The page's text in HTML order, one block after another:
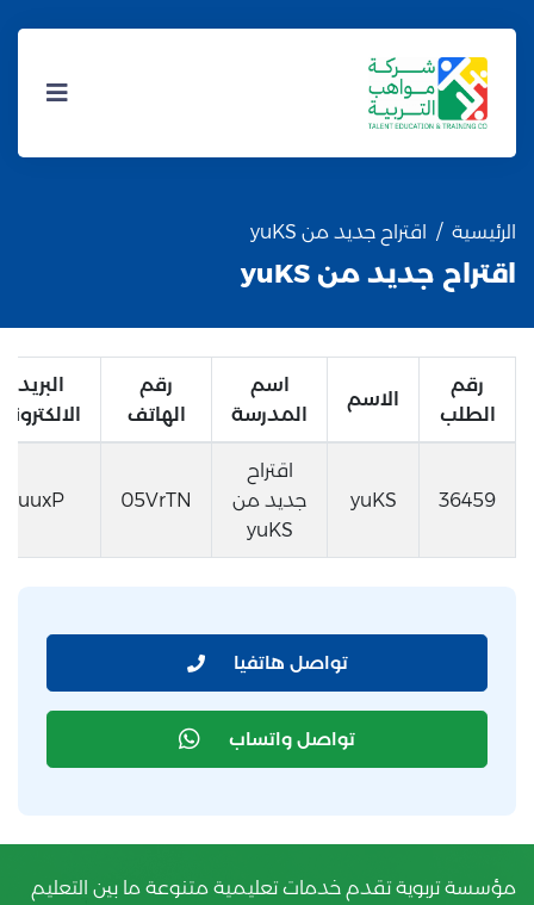
الرئيسية اقتراح جديد من yuKS
اقتراح جديد من yuKS
رقم
الطلب
الاسم
اسم
المدرسة
رقم
الهاتف
البريد
الالكتروني
36459
yuKS
اقتراح
جديد من
yuKS
05VrTN
uuxP
تواصل هاتفيا
تواصل واتساب
مؤسسة تربوية تقدم خدمات تعليمية متنوعة ما بين التعليم